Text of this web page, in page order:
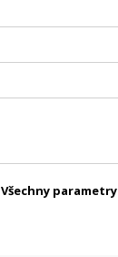
Všechny parametry